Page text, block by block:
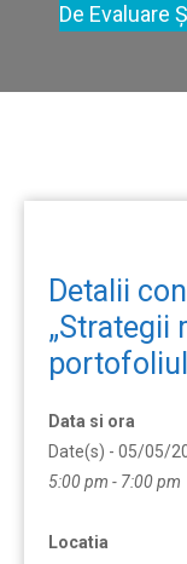
De Evaluare
Detalii
„Strategii
Data si ora
Date(s) - 05/05/
5:00 pm - 7:00 pm
Locatia